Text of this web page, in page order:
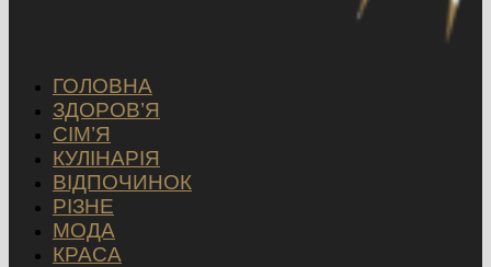
ГОЛОВНА
ЗДОРОВ’Я
СІМ’Я
КУЛІНАРІЯ
ВІДПОЧИНОК
РІЗНЕ
МОДА
КРАСА